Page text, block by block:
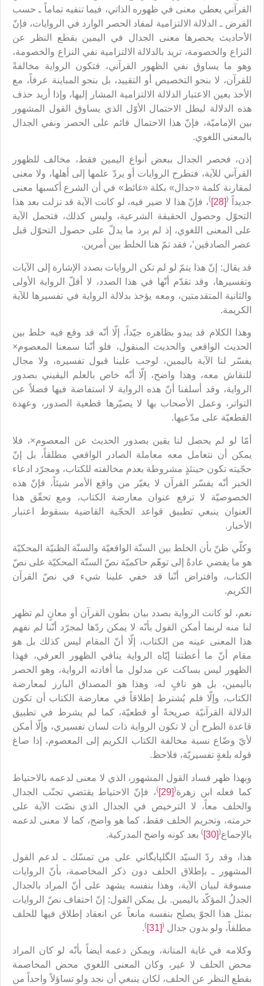
القرآني يعطي معنى في ظهوره الذاتي، فيما تنفيه تماماً ـ حسب
الفرض ـ الدلالة الالتزامية لمفاد الحصر الوارد في الروايات، فإنّ
الأحاديث بحصرها معنى الجدال في اليمين بقطع النظر عن
النزاع والخصومة، تريد بالدلالة الالتزامية نفي النزاع والخصومة،
وهو ما يساوق نفي الظهور القرآني، فتكون الرواية مخالفةً
للقرآن، لا بنحو التخصيص أو التقييد، بل بنحو المباينة عرفاً، مع
الأخذ بعين الاعتبار الدلالة الالتزامية المشار إليها، وإذا أريد حذف
هذه الدلالة لبطل الاحتمال الأوّل الذي يساوق القول المشهور
بين الإماميّة، فإنّ هذا الاحتمال قائم على الحصر ونفي الجدال
بالمعنى اللغوي.
إذن، فحصر الجدال ببعض أنواع اليمين فقط، مخالف للظهور
القرآني للآية، فتطرح الروايات أو يردّ علمها إلى أهلها، ولا معنى
لمقارنة كلمة «جدال» بكلة «غائط» في أن الشرع أكسبها معنى
جديداً
(
[28]
)، فإنّ هذا لا ضير فيه، لو كانت الآية قد نزلت بعد هذا
التحوّل وحصول الحقيقة الشرعية، وليس كذلك، فتحمل الآية
على المعنى اللغوي، إذ لم يرد ما يدلّ على حصول التحوّل قبل
عصر الصادقين‘، فقد تمّ هنا الخلط بين أمرين.
قد يقال: إنّ هذا يتمّ لو لم تكن الروايات بصدد الإشارة إلى الآيات
وتفسيرها، وقد تقدّم أنّها في هذا الصدد، لا أقلّ الرواية الأولى
والثانية المتقدمتين، ومعه يؤخذ بدلالة الرواية في تفسيرها للآية
الكريمة.
وهذا الكلام قد يبدو بظاهره جيّداً، إلّا أنّه قد وقع فيه خلط بين
الحديث الواقعي والحديث المنقول، فلو أنّنا سمعنا المعصوم×
يفسّر لنا الآية باليمين، لوجب علينا قبول تفسيره، ولا مجال
للنقاش معه، وهذا واضح، إلّا أنّه خاص بالعلم اليقيني بصدور
الرواية، وقد أسلفنا أنّ هذه الرواية لا استفاضة فيها فضلاً عن
التواتر، وعمل الأصحاب بها لا يصيّرها قطعية الصدور، وعهدة
القطعيّة على مدّعيها.
أمّا لو لم يحصل لنا يقين بصدور الحديث عن المعصوم×، فلا
يمكن أن نتعامل معه معاملة الصادر الواقعي مطلقاً، بل إنّ
حجّيته تكون حينئذٍ مشروطة بعدم مخالفته للكتاب، ومجرّد ادعاء
الخبر أنّه يفسّر القرآن لا يغيّر من واقع الأمر شيئاً، فإنّ هذه
الخصوصيّة لا ترفع عنوان معارضة الكتاب، ومع تحقّق هذا
العنوان ينبغي تطبيق قواعد الحجّية القاضية بسقوط اعتبار
الأخبار.
وكلّي ظنّ بأن الخلط بين السنّة الواقعيّة والسنّة الظنيّة المحكيّة
هو ما يفضي عادةً إلى توهّم حاكميّة نصّ السنّة المحكيّة على نصّ
الكتاب، وافتراض أنّنا قد خفي علينا شيء في نصّ القرآن
الكريم.
نعم، لو كانت الرواية بصدد بيان بطون القرآن أو معانٍ لم تظهر
لنا منه لربما أمكن القول بأنّه لا يمكن ردّها لمجرّد أنّنا لم نفهم
هذا المعنى عينه من الكتاب، إلّا أنّ المقام ليس كذلك بل هو
مقام أنّ ما أعطتنا إيّاه الرواية ينافي الظهور العرفي، فهذا
الظهور ليس بساكت عن مدلول ما أفادته الرواية، وهو الحصر
باليمين، بل هو نافٍ له، وهذا هو المصداق البارز لمعارضة
الكتاب، وإلّا فلم يُشترط إطلاقاً في معارضة الكتاب أن تكون
الدلالة القرآنيّة صريحةً أو قطعيّة، كما لم يشرط في تطبيق
قاعدة الطرح أن لا تكون الرواية ذات لسان تفسيري، وإلّا أمكن
لأيّ وضّاع نسبة مخالفة الكتاب الكريم إلى المعصوم، إذا صاغ
قوله بلغةٍ تفسيريّة، فلاحظ.
وبهذا ظهر فساد القول المشهور، الذي لا معنى لدعمه بالاحتياط
كما فعله ابن زهرة(
[29]
)، فإنّ الاحتياط يقتضي تجنّب الجدال
والحلف معاً، لا الترخيص في الجدال الذي نصّت الآية على
حرمته، وتحريم الحلف فقط، كما هو واضح، كما لا معنى لدعمه
بالإجماع(
[30]
) بعد كونه واضح المدركية.
هذا، وقد ردّ السيّد الگلپايگاني على من تمسّك ـ لدعم القول
المشهور ـ بإطلاق الحلف دون ذكر المخاصمة، بأنّ الروايات
مسوقة لبيان الآية، وهذا بنفسه يشهد على أنّ المراد بالجدال
الجدلُ المؤكّد باليمين. بل يمكن القول: إنّ احتفاف نصّ الروايات
بمثل هذا الجوّ يصلح بنفسه مانعاً عن انعقاد إطلاق فيها للحلف
مطلقاً، ولو بدون جدال (
[31]
)
.
وكلامه في غاية المتانة، ويمكن دعمه أيضاً بأنّه لو كان المراد
محض الحلف لا غير، وكان المعنى اللغوي محض المخاصمة
بقطع النظر عن الحلف، لكان ينبغي أن نجد ولو تساؤلاً واحداً من